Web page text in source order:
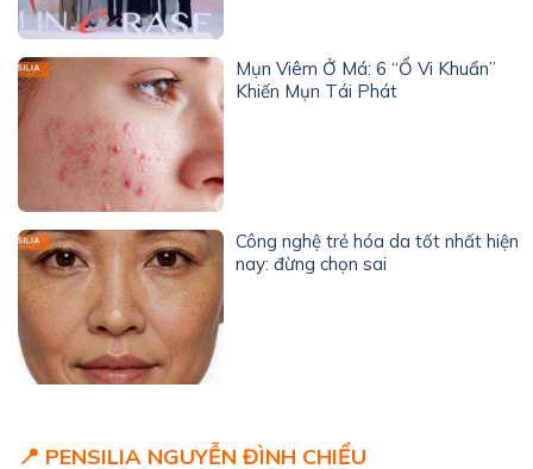
Mụn Viêm Ở Má: 6 “Ổ Vi Khuẩn”
Khiến Mụn Tái Phát
Công nghệ trẻ hóa da tốt nhất hiện
nay: đừng chọn sai
📍 PENSILIA NGUYỄN ĐÌNH CHIỂU